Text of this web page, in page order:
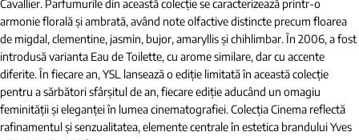
Cavallier. Parfumurile din această colecție se caracterizează printr-o
armonie florală și ambrată, având note olfactive distincte precum floarea
de migdal, clementine, jasmin, bujor, amaryllis și chihlimbar. În 2006, a fost
introdusă varianta Eau de Toilette, cu arome similare, dar cu accente
diferite. În fiecare an, YSL lansează o ediție limitată în această colecție
pentru a sărbători sfârșitul de an, fiecare ediție aducând un omagiu
feminității și eleganței în lumea cinematografiei. Colecția Cinema reflectă
rafinamentul și senzualitatea, elemente centrale în estetica brandului Yves